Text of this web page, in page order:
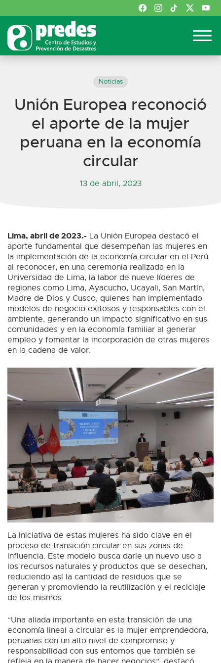
Noticias
Unión Europea reconoció
el aporte de la mujer
peruana en la economía
circular
13 de abril, 2023
Lima, abril de 2023.- La Unión Europea destacó el
aporte fundamental que desempeñan las mujeres en
la implementación de la economía circular en el Perú
al reconocer, en una ceremonia realizada en la
Universidad de Lima, la labor de nueve líderes de
regiones como Lima, Ayacucho, Ucayali, San Martín,
Madre de Dios y Cusco, quienes han implementado
modelos de negocio exitosos y responsables con el
ambiente, generando un impacto significativo en sus
comunidades y en la economía familiar al generar
empleo y fomentar la incorporación de otras mujeres
en la cadena de valor.
La iniciativa de estas mujeres ha sido clave en el
proceso de transición circular en sus zonas de
influencia. Este modelo busca darle un nuevo uso a
los recursos naturales y productos que se desechan,
reduciendo así la cantidad de residuos que se
generan y promoviendo la reutilización y el reciclaje
de los mismos.
“Una aliada importante en esta transición de una
economía lineal a circular es la mujer emprendedora,
peruanas con un alto nivel de compromiso y
responsabilidad con sus entornos que también se